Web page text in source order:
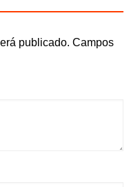
publicado. Campos